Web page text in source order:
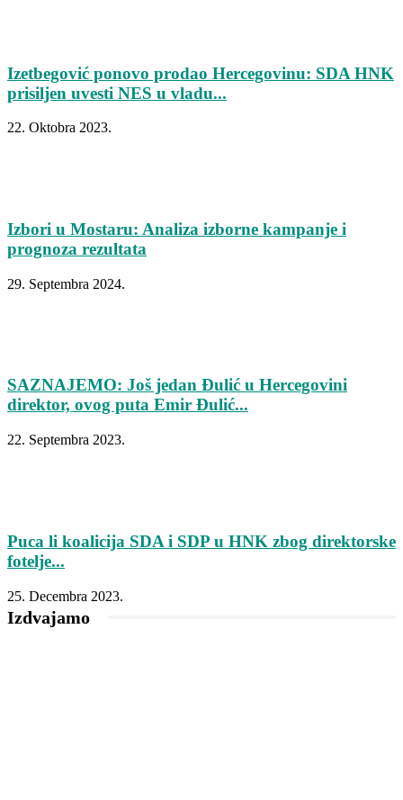
Izetbegović ponovo prodao Hercegovinu: SDA HNK
prisiljen uvesti NES u vladu...
22. Oktobra 2023.
Izbori u Mostaru: Analiza izborne kampanje i
prognoza rezultata
29. Septembra 2024.
SAZNAJEMO: Još jedan Đulić u Hercegovini
direktor, ovog puta Emir Đulić...
22. Septembra 2023.
Puca li koalicija SDA i SDP u HNK zbog direktorske
fotelje...
25. Decembra 2023.
Izdvajamo